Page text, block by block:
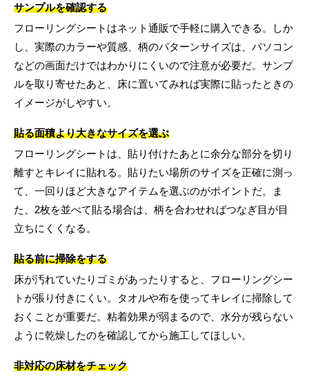
サンプルを確認する
フローリングシートはネット通販で手軽に購入できる。しか
し、実際のカラーや質感、柄のパターンサイズは、パソコン
などの画面だけではわかりにくいので注意が必要だ。サンプ
ルを取り寄せたあと、床に置いてみれば実際に貼ったときの
イメージがしやすい。
貼る面積より大きなサイズを選ぶ
フローリングシートは、貼り付けたあとに余分な部分を切り
離すとキレイに貼れる。貼りたい場所のサイズを正確に測っ
て、一回りほど大きなアイテムを選ぶのがポイントだ。ま
た、2枚を並べて貼る場合は、柄を合わせればつなぎ目が目
立ちにくくなる。
貼る前に掃除をする
床が汚れていたりゴミがあったりすると、フローリングシー
トが張り付きにくい。タオルや布を使ってキレイに掃除して
おくことが重要だ。粘着効果が弱まるので、水分が残らない
ように乾燥したのを確認してから施工してほしい。
非対応の床材をチェック